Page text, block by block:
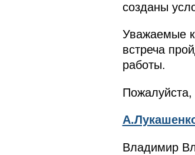
созданы
Уважаемые
встреча
работы.
Пожалуйста,
Владимир